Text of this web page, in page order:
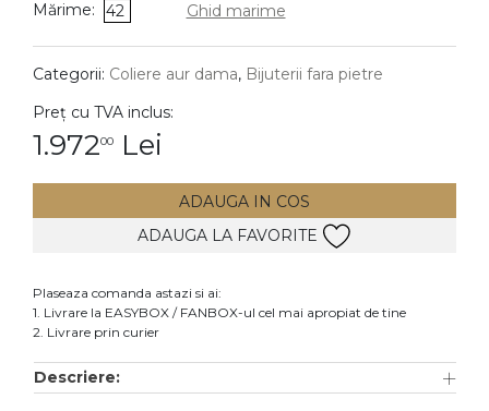
DIAMANTE Vezi toate
Cercei
Accesorii
Mărime: 42 Ghid marime
Categorii: Coliere aur dama, Bijuterii fara pietre
Preț cu TVA inclus:
1.97200 Lei
ADAUGA IN COS
ADAUGA LA FAVORITE
Plaseaza comanda astazi si ai:
1. Livrare la EASYBOX / FANBOX-ul cel mai apropiat de tine
2. Livrare prin curier
Descriere: